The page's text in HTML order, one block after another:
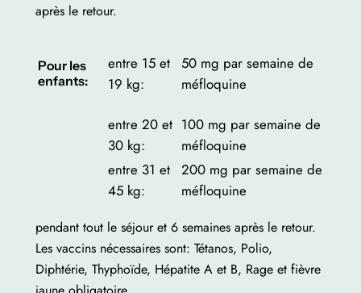
après le retour.
Pour les
enfants:
entre 15 et
19 kg:
50 mg par semaine de
méfloquine
entre 20 et
30 kg:
100 mg par semaine de
méfloquine
entre 31 et
45 kg:
200 mg par semaine de
méfloquine
pendant tout le séjour et 6 semaines après le retour.
Les vaccins nécessaires sont: Tétanos, Polio,
Diphtérie, Thyphoïde, Hépatite A et B, Rage et fièvre